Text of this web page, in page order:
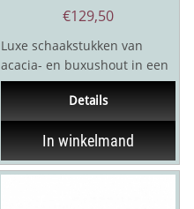
€129,50
Luxe schaakstukken van
acacia- en buxushout in een
uitzonderlijk mooie
Staunton-variant.Een...
Details
In winkelmand